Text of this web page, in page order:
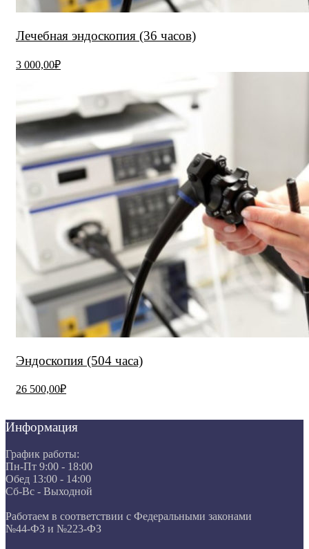
Лечебная эндоскопия (36 часов)
3 000,00₽
Эндоскопия (504 часа)
26 500,00₽
Информация
График работы:
Пн-Пт 9:00 - 18:00
Обед 13:00 - 14:00
Сб-Вс - Выходной
Работаем в соответствии с Федеральными законами
№44-ФЗ и №223-ФЗ